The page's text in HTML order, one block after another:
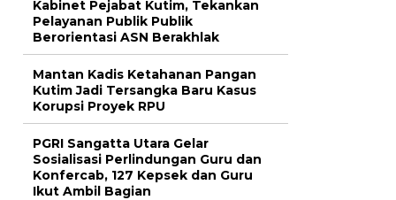
Kabinet Pejabat Kutim, Tekankan
Pelayanan Publik Publik
Berorientasi ASN Berakhlak
Mantan Kadis Ketahanan Pangan
Kutim Jadi Tersangka Baru Kasus
Korupsi Proyek RPU
PGRI Sangatta Utara Gelar
Sosialisasi Perlindungan Guru dan
Konfercab, 127 Kepsek dan Guru
Ikut Ambil Bagian